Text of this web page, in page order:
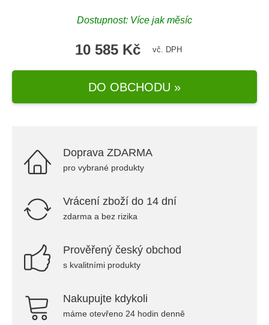
Dostupnost: Více jak měsíc
10 585 Kč vč. DPH
DO OBCHODU »
Doprava ZDARMA
pro vybrané produkty
Vrácení zboží do 14 dní
zdarma a bez rizika
Prověřený český obchod
s kvalitními produkty
Nakupujte kdykoli
máme otevřeno 24 hodin denně